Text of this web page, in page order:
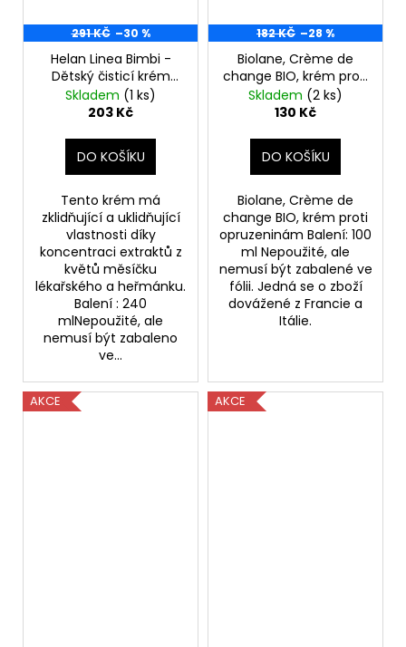
291 KČ –30 %
Helan Linea Bimbi -
Dětský čisticí krém
240 ml
Skladem (1 ks)
203 Kč
DO KOŠÍKU
Tento krém má
zklidňující a uklidňující
vlastnosti díky
koncentraci extraktů z
květů měsíčku
lékařského a heřmánku.
Balení : 240
mlNepoužité, ale
nemusí být zabaleno
ve...
182 KČ –28 %
Biolane, Crème de
change BIO, krém proti
opruzeninám, 100 ml
Skladem (2 ks)
130 Kč
DO KOŠÍKU
Biolane, Crème de
change BIO, krém proti
opruzeninám Balení: 100
ml Nepoužité, ale
nemusí být zabalené ve
fólii. Jedná se o zboží
dovážené z Francie a
Itálie.
AKCE AKCE